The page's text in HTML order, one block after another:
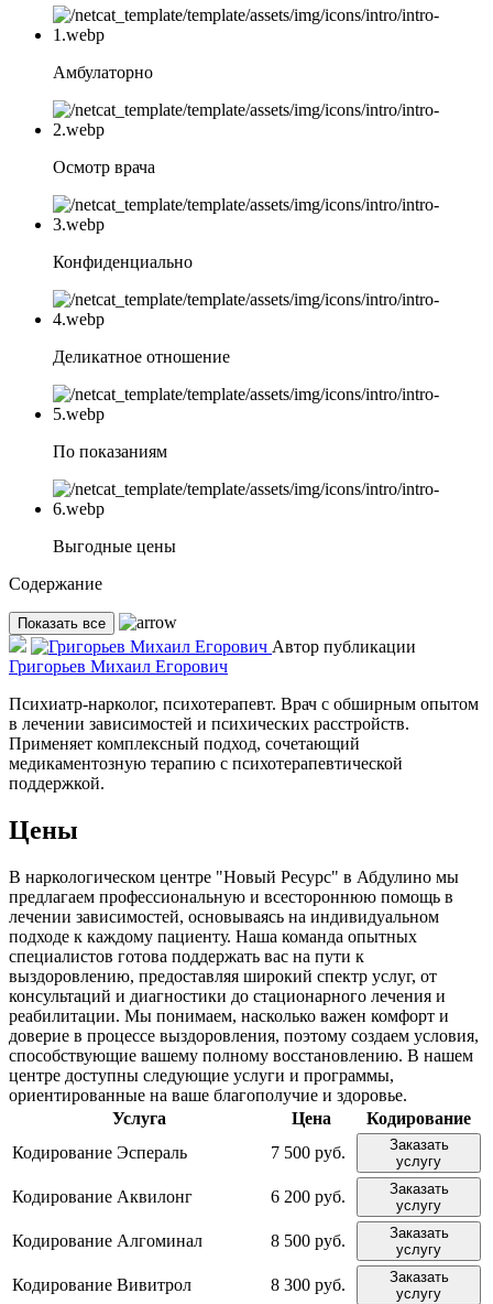
Амбулаторно
Осмотр врача
Конфиденциально
Деликатное отношение
По показаниям
Выгодные цены
Содержание
Показать все
Автор публикации
Григорьев Михаил Егорович
Психиатр-нарколог, психотерапевт. Врач с обширным опытом
в лечении зависимостей и психических расстройств.
Применяет комплексный подход, сочетающий
медикаментозную терапию с психотерапевтической
поддержкой.
Цены
В наркологическом центре "Новый Ресурс" в Абдулино мы
предлагаем профессиональную и всестороннюю помощь в
лечении зависимостей, основываясь на индивидуальном
подходе к каждому пациенту. Наша команда опытных
специалистов готова поддержать вас на пути к
выздоровлению, предоставляя широкий спектр услуг, от
консультаций и диагностики до стационарного лечения и
реабилитации. Мы понимаем, насколько важен комфорт и
доверие в процессе выздоровления, поэтому создаем условия,
способствующие вашему полному восстановлению. В нашем
центре доступны следующие услуги и программы,
ориентированные на ваше благополучие и здоровье.
Услуга
Цена
Кодирование
Кодирование Эспераль
7 500 руб.
Заказать
услугу
Кодирование Аквилонг 6 200 руб.
Заказать
услугу
Кодирование Алгоминал 8 500 руб.
Заказать
услугу
Кодирование Вивитрол 8 300 руб.
Заказать
услугу